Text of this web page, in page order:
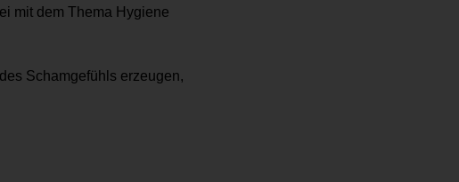
mit dem Thema Hygiene
Schamgefühls erzeugen,